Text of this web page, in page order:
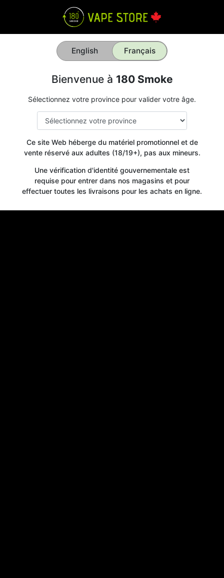
English Français
Bienvenue à 180 Smoke
Sélectionnez votre province pour valider votre âge.
Ce site Web héberge du matériel promotionnel et de
vente réservé aux adultes (18/19+), pas aux mineurs.
Une vérification d'identité gouvernementale est
requise pour entrer dans nos magasins et pour
effectuer toutes les livraisons pour les achats en ligne.